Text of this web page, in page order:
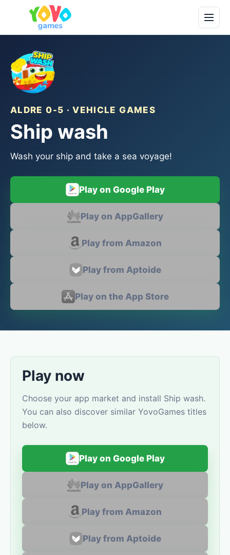
ALDRE 0-5 · VEHICLE GAMES
Ship wash
Wash your ship and take a sea voyage!
Play on Google Play
Play on AppGallery
Play from Amazon
Play from Aptoide
Play on the App Store
Play now
Choose your app market and install Ship wash.
You can also discover similar YovoGames titles
below.
Play on Google Play
Play on AppGallery
Play from Amazon
Play from Aptoide